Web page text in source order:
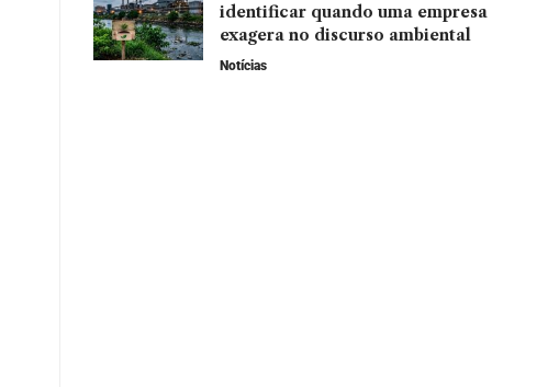
identificar quando uma empresa
exagera no discurso ambiental
Notícias